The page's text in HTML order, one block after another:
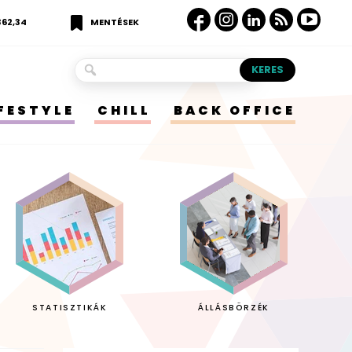
MENTÉSEK
CHILL BACK OFFICE
STATISZTIKÁK ÁLLÁSBÖRZÉK